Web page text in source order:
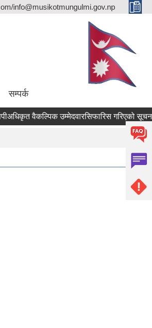
info@musikotmungulmi.gov.np
सम्पर्क
वैकल्पिक उम्मेदवारसिफारिस गरिएको सूचना।